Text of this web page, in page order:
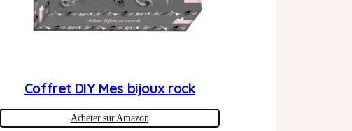
Coffret DIY Mes bijoux rock
Acheter sur Amazon